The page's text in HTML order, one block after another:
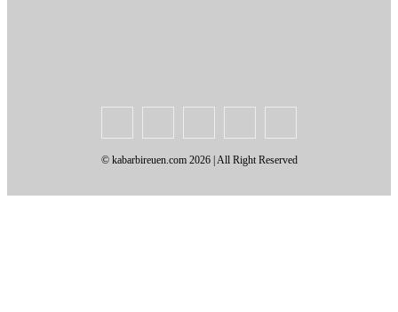
© kabarbireuen.com 2026 | All Right Reserved